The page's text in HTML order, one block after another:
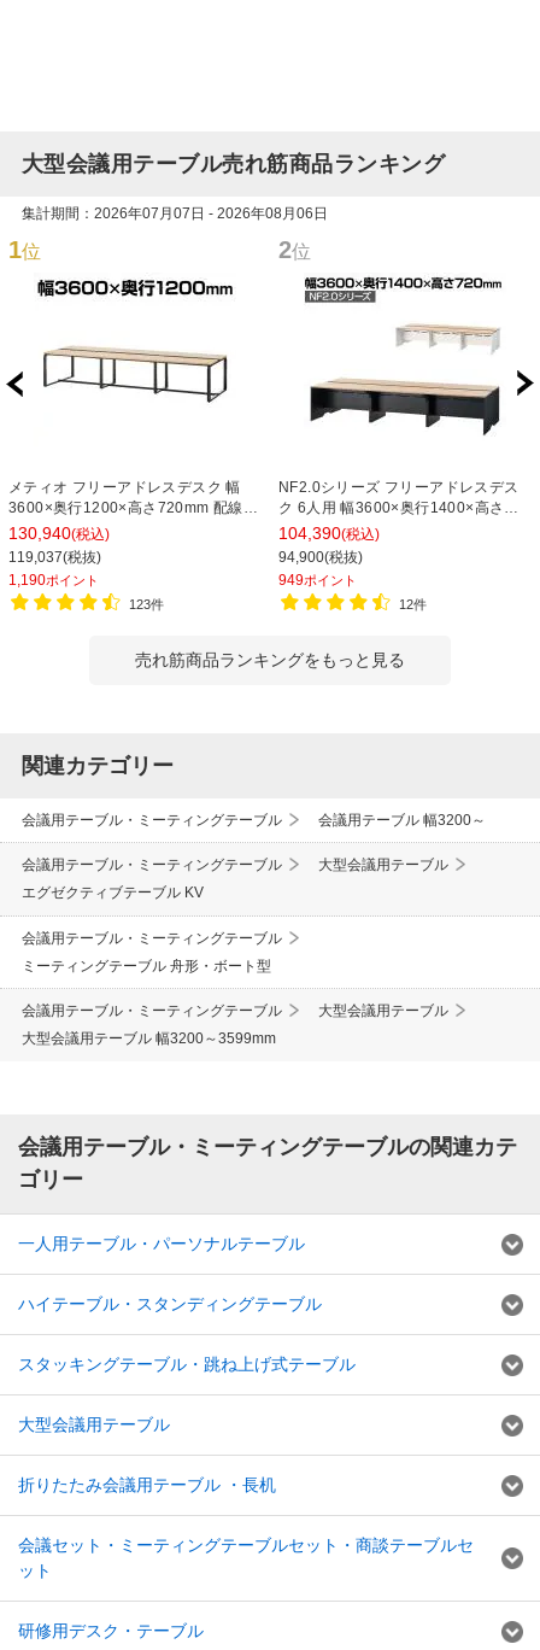
大型会議用テーブル売れ筋商品ランキング
集計期間：2026年07月07日 - 2026年08月06日
1位
メティオ フリーアドレスデスク 幅
3600×奥行1200×高さ720mm 配線ボ
ックス付き ミーティングテーブル 会
議用テーブル
130,940(税込)
119,037(税抜)
1,190ポイント
123件
2位
NF2.0シリーズ フリーアドレスデス
ク 6人用 幅3600×奥行1400×高さ
720mm 配線ボックス付き ミーティ
ングテーブル 会議用テーブル
104,390(税込)
94,900(税抜)
949ポイント
12件
売れ筋商品ランキングをもっと見る
関連カテゴリー
会議用テーブル・ミーティングテーブル 会議用テーブル 幅3200～
会議用テーブル・ミーティングテーブル
大型会議用テーブル
エグゼクティブテーブル KV
会議用テーブル・ミーティングテーブル
ミーティングテーブル 舟形・ボート型
会議用テーブル・ミーティングテーブル
大型会議用テーブル
大型会議用テーブル 幅3200～3599mm
会議用テーブル・ミーティングテーブルの関連カテ
ゴリー
一人用テーブル・パーソナルテーブル
ハイテーブル・スタンディングテーブル
スタッキングテーブル・跳ね上げ式テーブル
大型会議用テーブル
折りたたみ会議用テーブル ・長机
会議セット・ミーティングテーブルセット・商談テーブルセ
ット
研修用デスク・テーブル